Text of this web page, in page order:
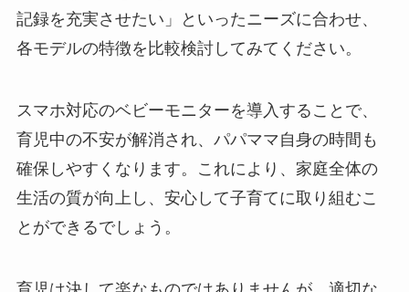
記録を充実させたい」といったニーズに合わせ、
各モデルの特徴を比較検討してみてください。
スマホ対応のベビーモニターを導入することで、
育児中の不安が解消され、パパママ自身の時間も
確保しやすくなります。これにより、家庭全体の
生活の質が向上し、安心して子育てに取り組むこ
とができるでしょう。